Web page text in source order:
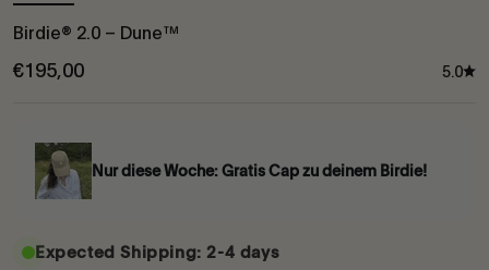
Birdie® 2.0 – Dune™
€195,00 5.0
Nur diese Woche: Gratis Cap zu deinem Birdie!
Expected Shipping: 2-4 days